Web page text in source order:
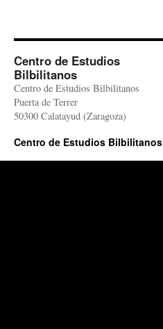
Centro de Estudios
Bilbilitanos
Centro de Estudios Bilbilitanos
Puerta de Terrer
50300 Calatayud (Zaragoza)
Centro de Estudios Bilbilitanos